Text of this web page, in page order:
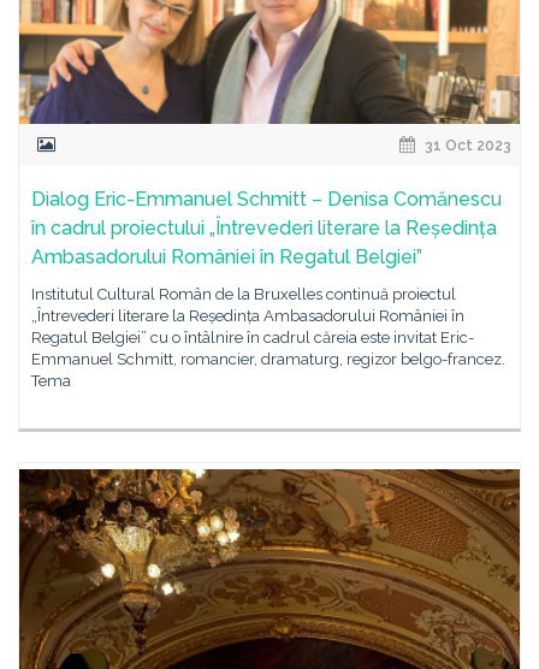
31 Oct 2023
Dialog Eric-Emmanuel Schmitt – Denisa Comănescu
în cadrul proiectului „Întrevederi literare la Reședința
Ambasadorului României în Regatul Belgiei”
Institutul Cultural Român de la Bruxelles continuă proiectul
„Întrevederi literare la Reședința Ambasadorului României în
Regatul Belgiei” cu o întâlnire în cadrul căreia este invitat Eric-
Emmanuel Schmitt, romancier, dramaturg, regizor belgo-francez.
Tema